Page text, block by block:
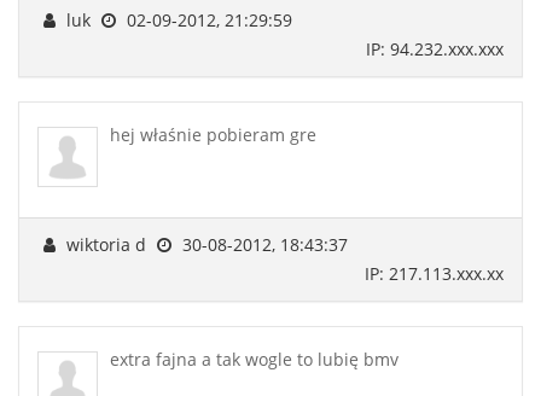
luk
02-09-2012, 21:29:59
IP: 94.232.xxx.xxx
hej właśnie pobieram gre
wiktoria d
30-08-2012, 18:43:37
IP: 217.113.xxx.xx
extra fajna a tak wogle to lubię bmv